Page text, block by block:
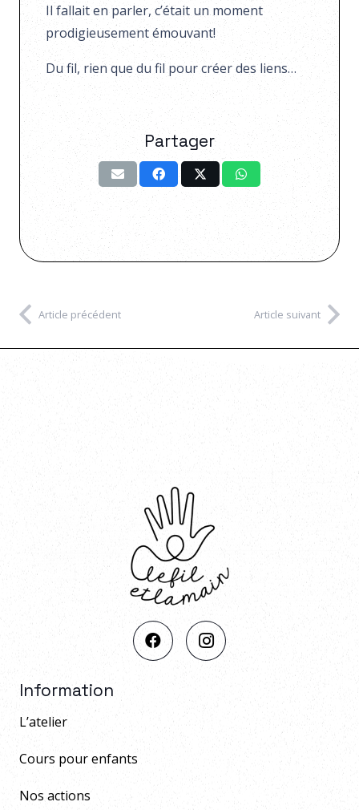
Il fallait en parler, c’était un moment
prodigieusement émouvant!
Du fil, rien que du fil pour créer des liens…
Partager
Article précédent Article suivant
Information
L’atelier
Cours pour enfants
Nos actions